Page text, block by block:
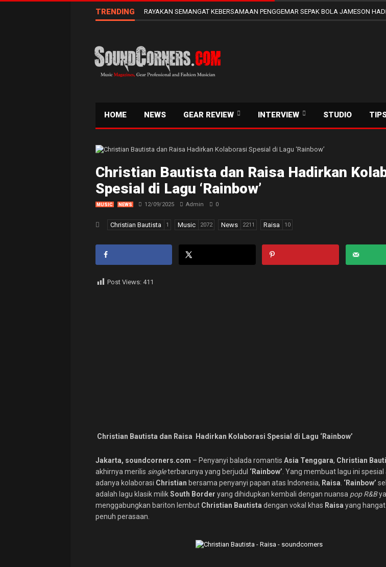
TRENDING RAYAKAN SEMANGAT KEBERSAMAAN PENGGEMAR SEPAK BOLA JAMESON
HOME NEWS GEAR REVIEW INTERVIEW STUDIO
Christian Bautista dan Raisa Hadirkan
Spesial di Lagu ‘Rainbow’
MUSIC NEWS 12/09/2025 Admin 0
Christian Bautista 1 Music 2072 News 2211 Raisa 10
Post Views: 411
Christian Bautista dan Raisa Hadirkan Kolaborasi Spesial di Lagu ‘Rainbow’
Jakarta, soundcorners.com – Penyanyi balada romantis Asia Tenggara, Christian
akhirnya merilis singleterbarunya yang berjudul ‘Rainbow’ . Yang membuat lagu ini spesial
adanya kolaborasi Christian bersama penyanyi papan atas Indonesia, Raisa ‘Rainbow’
adalah lagu klasik milikSouth Border yang dihidupkan kembali dengan nuansa pop R&B
menggabungkan bariton lembut Christian Bautista dengan vokal khas Raisa yang
penuh perasaan.